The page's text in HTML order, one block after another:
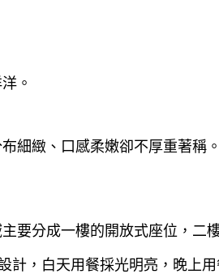
。
細緻、口感柔嫩卻不厚重著稱
要分成一樓的開放式座位，二
，白天用餐採光明亮，晚上